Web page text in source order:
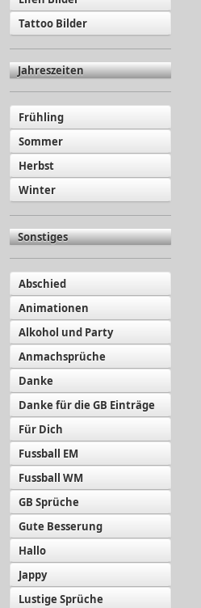
Tattoo Bilder
Jahreszeiten
Frühling
Sommer
Herbst
Winter
Sonstiges
Abschied
Animationen
Alkohol und Party
Anmachsprüche
Danke
Danke für die GB Einträge
Für Dich
Fussball EM
Fussball WM
GB Sprüche
Gute Besserung
Hallo
Jappy
Lustige Sprüche